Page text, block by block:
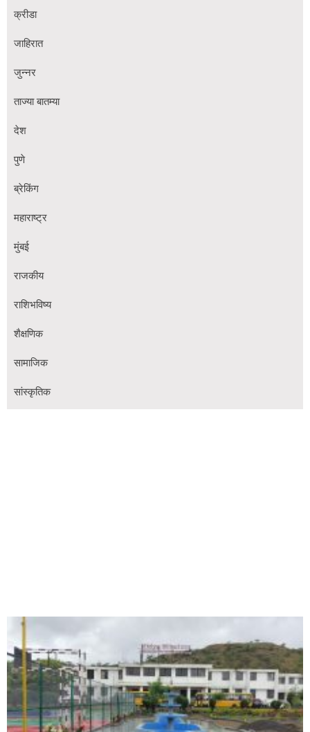
क्रीडा
जाहिरात
जुन्नर
ताज्या बातम्या
देश
पुणे
ब्रेकिंग
महाराष्ट्र
मुंबई
राजकीय
राशिभविष्य
शैक्षणिक
सामाजिक
सांस्कृतिक